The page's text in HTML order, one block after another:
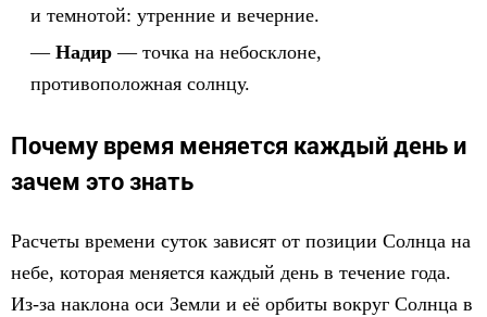
и темнотой: утренние и вечерние.
Надир — точка на небосклоне,
противоположная солнцу.
Почему время меняется каждый день и
зачем это знать
Расчеты времени суток зависят от позиции Солнца на
небе, которая меняется каждый день в течение года.
Из-за наклона оси Земли и её орбиты вокруг Солнца в